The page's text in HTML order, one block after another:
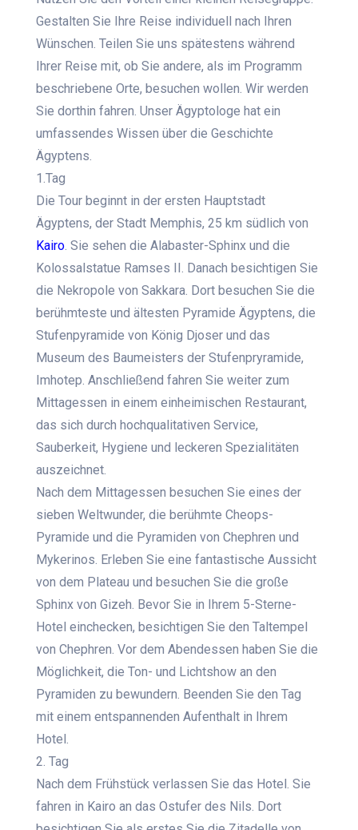
Gestalten Sie Ihre Reise individuell nach Ihren
Wünschen. Teilen Sie uns spätestens während
Ihrer Reise mit, ob Sie andere, als im Programm
beschriebene Orte, besuchen wollen. Wir werden
Sie dorthin fahren. Unser Ägyptologe hat ein
umfassendes Wissen über die Geschichte
Ägyptens.
1.Tag
Die Tour beginnt in der ersten Hauptstadt
Ägyptens, der Stadt Memphis, 25 km südlich von
Kairo . Sie sehen die Alabaster-Sphinx und die
Kolossalstatue Ramses II. Danach besichtigen Sie
die Nekropole von Sakkara. Dort besuchen Sie die
berühmteste und ältesten Pyramide Ägyptens, die
Stufenpyramide von König Djoser und das
Museum des Baumeisters der Stufenpryramide,
Imhotep. Anschließend fahren Sie weiter zum
Mittagessen in einem einheimischen Restaurant,
das sich durch hochqualitativen Service,
Sauberkeit, Hygiene und leckeren Spezialitäten
auszeichnet.
Nach dem Mittagessen besuchen Sie eines der
sieben Weltwunder, die berühmte Cheops-
Pyramide und die Pyramiden von Chephren und
Mykerinos. Erleben Sie eine fantastische Aussicht
von dem Plateau und besuchen Sie die große
Sphinx von Gizeh. Bevor Sie in Ihrem 5-Sterne-
Hotel einchecken,besichtigen Sie den Taltempel
von Chephren. Vor dem Abendessen haben Sie die
Möglichkeit, die Ton- und Lichtshow an den
Pyramiden zu bewundern. Beenden Sie den Tag
mit einem entspannenden Aufenthalt in Ihrem
Hotel.
2. Tag
Nach dem Frühstück verlassen Sie das Hotel. Sie
fahren in Kairo an das Ostufer des Nils. Dort